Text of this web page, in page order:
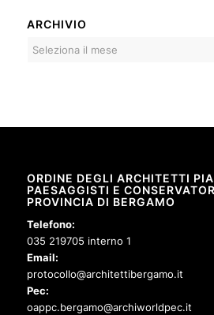
ARCHIVIO
ORDINE DEGLI ARCHITETTI
PAESAGGISTI E
PROVINCIA DI BERGAMO
Telefono:
035 219705 interno 1
Email:
protocollo@architettibergamo.it
Pec:
oappc.bergamo@archiworldpec.it